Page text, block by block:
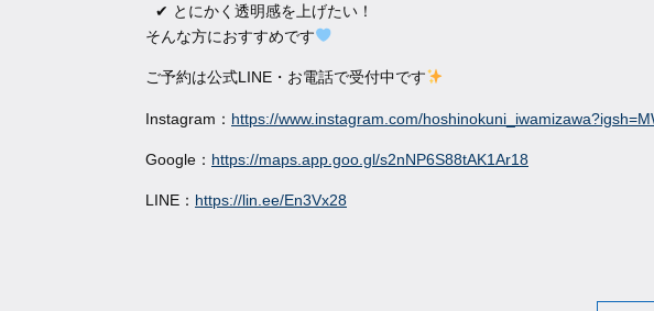
✔︎ とにかく透明感を上げたい！
そんな方におすすめです
ご予約は公式LINE・お電話で受付中です
Instagram： https://www.instagram.com/
Google： https://maps.app.goo.gl/s2nNP6S88tAK1Ar18
LINE： https://lin.ee/En3Vx28